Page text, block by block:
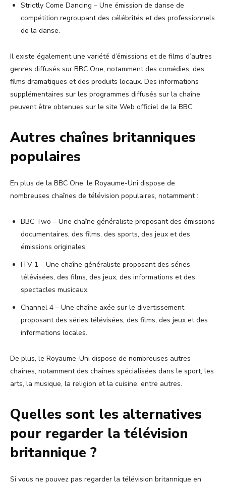
Strictly Come Dancing – Une émission de danse de
compétition regroupant des célébrités et des professionnels
de la danse.
Il existe également une variété d’émissions et de films d’autres
genres diffusés sur BBC One, notamment des comédies, des
films dramatiques et des produits locaux. Des informations
supplémentaires sur les programmes diffusés sur la chaîne
peuvent être obtenues sur le site Web officiel de la BBC.
Autres chaînes britanniques
populaires
En plus de la BBC One, le Royaume-Uni dispose de
nombreuses chaînes de télévision populaires, notamment :
BBC Two – Une chaîne généraliste proposant des émissions
documentaires, des films, des sports, des jeux et des
émissions originales.
ITV 1 – Une chaîne généraliste proposant des séries
télévisées, des films, des jeux, des informations et des
spectacles musicaux.
Channel 4 – Une chaîne axée sur le divertissement
proposant des séries télévisées, des films, des jeux et des
informations locales.
De plus, le Royaume-Uni dispose de nombreuses autres
chaînes, notamment des chaînes spécialisées dans le sport, les
arts, la musique, la religion et la cuisine, entre autres.
Quelles sont les alternatives
pour regarder la télévision
britannique ?
Si vous ne pouvez pas regarder la télévision britannique en